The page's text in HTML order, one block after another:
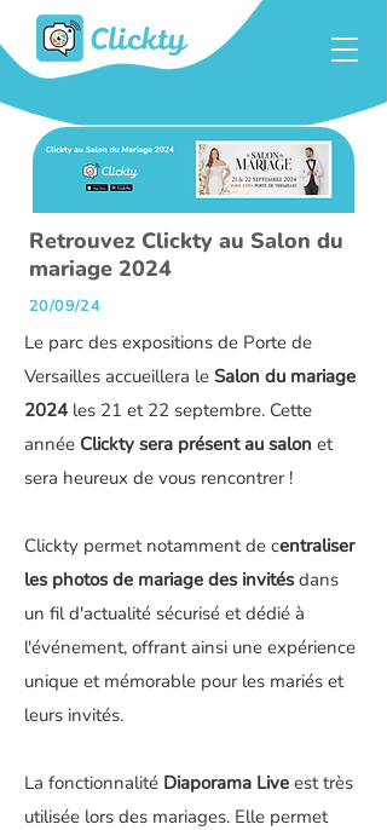
Retrouvez Clickty au Salon du
mariage 2024
20/09/24
Le parc des expositions de Porte de
Versailles accueillera le Salon du mariage
2024 les 21 et 22 septembre. Cette
année Clickty sera présent au salon et
sera heureux de vous rencontrer !
Clickty permet notamment de centraliser
les photos de mariage des invités dans
un fil d'actualité sécurisé et dédié à
l'événement, offrant ainsi une expérience
unique et mémorable pour les mariés et
leurs invités.
La fonctionnalité Diaporama Live est très
utilisée lors des mariages. Elle permet